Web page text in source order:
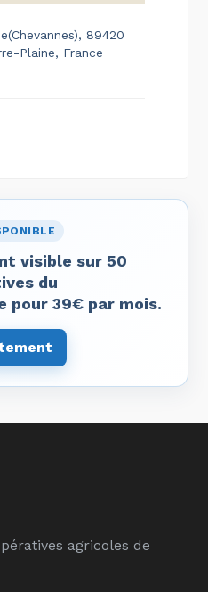
89420
Plaine, France
visible sur 50
du
pour 39€ par mois.
agricoles de